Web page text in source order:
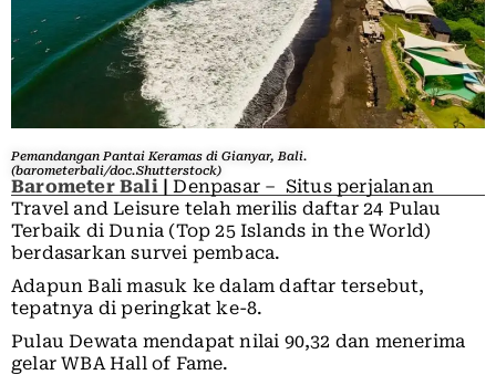
Pemandangan Pantai Keramas di Gianyar, Bali.
(barometerbali/doc.Shutterstock)
Barometer Bali|
Denpasar – Situs perjalanan
Travel and Leisure telah merilis daftar 24 Pulau
Terbaik di Dunia (Top 25 Islands in the World)
berdasarkan survei pembaca.
Adapun Bali masuk ke dalam daftar tersebut,
tepatnya di peringkat ke-8.
Pulau Dewata mendapat nilai 90,32 dan menerima
gelar WBA Hall of Fame.